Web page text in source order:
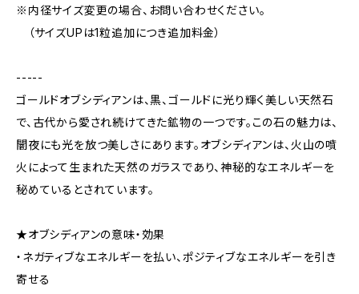
※内径サイズ変更の場合、お問い合わせください。
（サイズUPは1粒追加につき追加料金）
-----
ゴールドオブシディアンは、黒、ゴールドに光り輝く美しい天然石
で、古代から愛され続けてきた鉱物の一つです。この石の魅力は、
闇夜にも光を放つ美しさにあります。オブシディアンは、火山の噴
火によって生まれた天然のガラスであり、神秘的なエネルギーを
秘めているとされています。
★オブシディアンの意味・効果
・ネガティブなエネルギーを払い、ポジティブなエネルギーを引き
寄せる